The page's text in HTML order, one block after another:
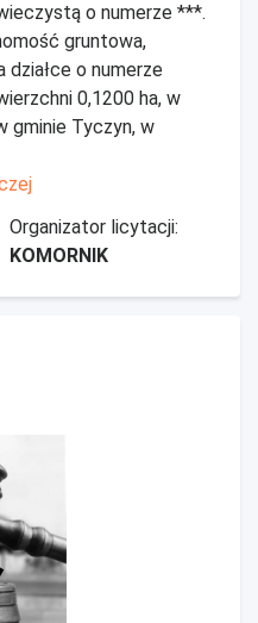
o numerze ***.
gruntowa,
działce o numerze
0,1200 ha, w
gminie Tyczyn, w
Organizator licytacji:
KOMORNIK